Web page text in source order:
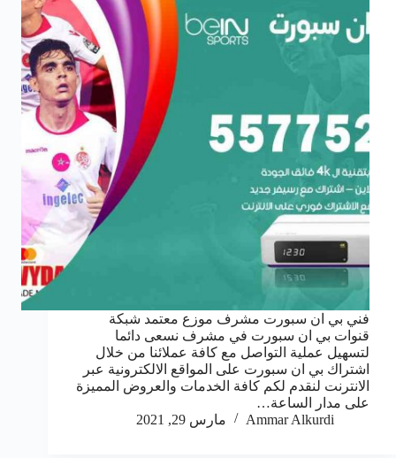
فني بي ان سبورت مشرف موزع معتمد شبكة
قنوات بي ان سبورت في مشرف نسعى دائما
لتسهيل عملية التواصل مع كافة عملائنا من خلال
اشتراك بي ان سبورت على المواقع الالكترونية عبر
الانترنت لنقدم لكم كافة الخدمات والعروض المميزة
على مدار الساعة…
Ammar Alkurdi
مارس 29, 2021